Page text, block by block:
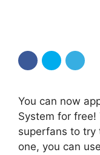
You can now
System for free!
superfans to try
one, you can